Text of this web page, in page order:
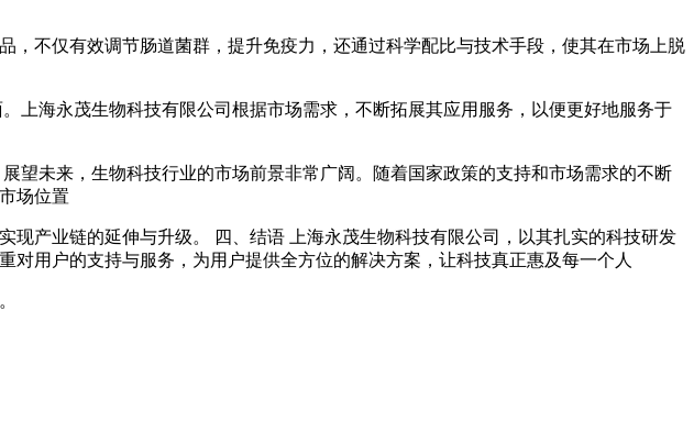
不仅有效调节肠道菌群，提升免疫力，还通过科学配比与技术手段，使其在市场上脱
上海永茂生物科技有限公司根据市场需求，不断拓展其应用服务，以便更好地服务于
望未来，生物科技行业的市场前景非常广阔。随着国家政策的支持和市场需求的不断
场位置
产业链的延伸与升级。 四、结语 上海永茂生物科技有限公司，以其扎实的科技研发
用户的支持与服务，为用户提供全方位的解决方案，让科技真正惠及每一个人